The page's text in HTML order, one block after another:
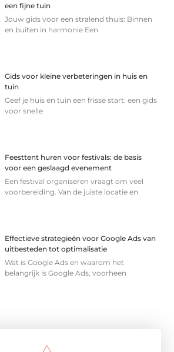
een fijne tuin
Jouw gids voor een stralend thuis: Binnen
en buiten in harmonie Een
Gids voor kleine verbeteringen in huis en
tuin
Geef je huis en tuin een frisse start: een gids
voor snelle
Feesttent huren voor festivals: de basis
voor een geslaagd evenement
Een festival organiseren vraagt om veel
voorbereiding. Van de juiste locatie en
Effectieve strategieën voor Google Ads van
uitbesteden tot optimalisatie
Wat is Google Ads en waarom het
belangrijk is Google Ads, voorheen